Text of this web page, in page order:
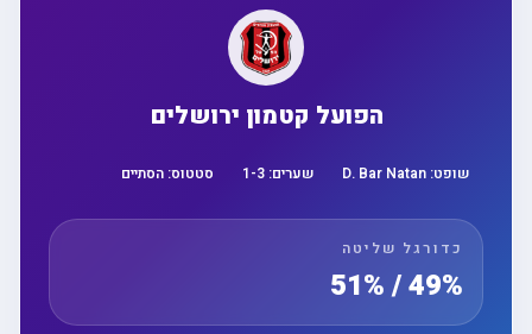
הפועל קטמון ירושלים
שופט:D. Bar Natan שערים: 1 -3 סטטוס:הסתיים
כדורגל שליטה
49% / 51%